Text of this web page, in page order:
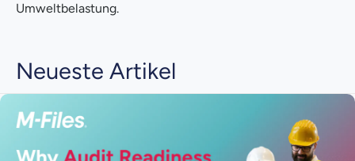
Umweltbelastung.
Neueste Artikel